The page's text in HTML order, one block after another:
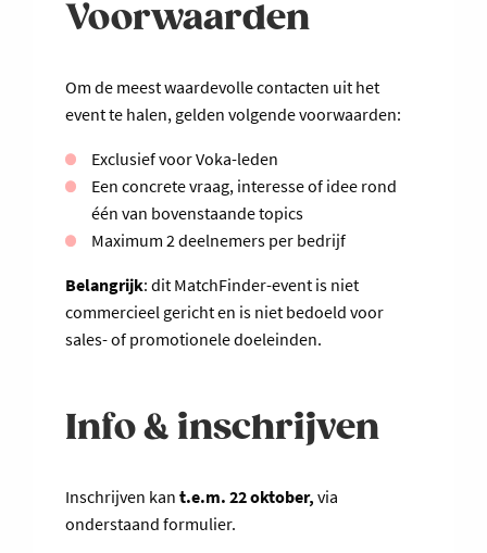
Voorwaarden
Om de meest waardevolle contacten uit het
event te halen, gelden volgende voorwaarden:
Exclusief voor Voka-leden
Een concrete vraag, interesse of idee rond
één van bovenstaande topics
Maximum 2 deelnemers per bedrijf
Belangrijk: dit MatchFinder-event is niet
commercieel gericht en is niet bedoeld voor
sales- of promotionele doeleinden.
Info & inschrijven
Inschrijven kan t.e.m. 22 oktober, via
onderstaand formulier.